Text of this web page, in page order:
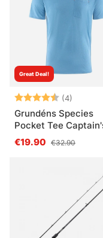
Great Deal!
Arvio: (4)
4.8
Grundéns Species
Pocket Tee
Blue Heather
€19.90 €32.90